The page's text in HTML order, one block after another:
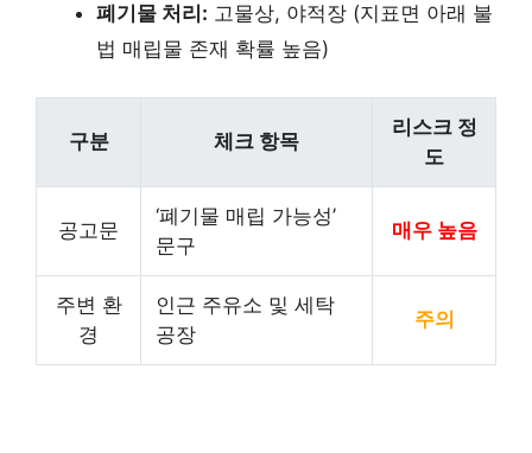
폐기물 처리: 고물상, 야적장 (지표면 아래 불
법 매립물 존재 확률 높음)
구분 체크 항목
리스크 정
도
공고문
‘폐기물 매립 가능성’
문구
매우 높음
주변 환
경
인근 주유소 및 세탁
공장
주의